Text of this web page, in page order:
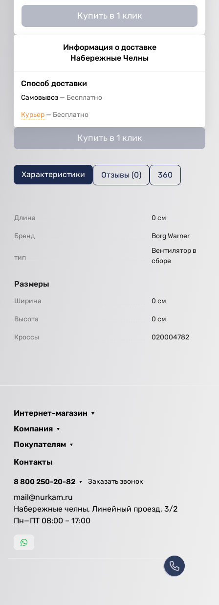
Купить в 1 клик
Информация о доставке
Набережные Челны
Способ доставки
Самовывоз Бесплатно
Курьер Бесплатно
Купить в 1 клик
Характеристики Отзывы (0) 360
Длина 0 см
Бренд Borg Warner
тип
Вентилятор в
сборе
Размеры
Ширина 0 см
Высота 0 см
Кроссы 020004782
Интернет-магазин
Компания
Покупателям
Контакты
8 800 250-20-82 Заказать звонок
mail@nurkam.ru
Набережные челны, Линейный проезд, 3/2
Пн—ПТ 08:00 – 17:00